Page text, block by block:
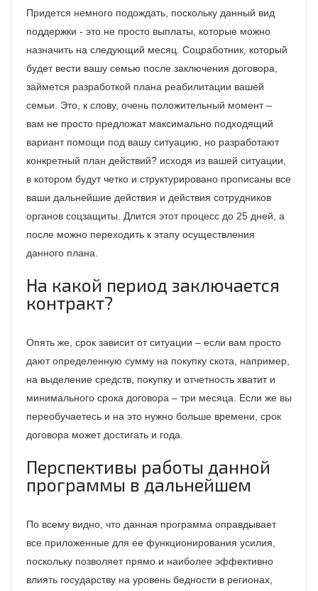
Придется немного подождать, поскольку данный вид
поддержки - это не просто выплаты, которые можно
назначить на следующий месяц. Соцработник, который
будет вести вашу семью после заключения договора,
займется разработкой плана реабилитации вашей
семьи. Это, к слову, очень положительный момент –
вам не просто предложат максимально подходящий
вариант помощи под вашу ситуацию, но разработают
конкретный план действий? исходя из вашей ситуации,
в котором будут четко и структурировано прописаны все
ваши дальнейшие действия и действия сотрудников
органов соцзащиты. Длится этот процесс до 25 дней, а
после можно переходить к этапу осуществления
данного плана.
На какой период заключается
контракт?
Опять же, срок зависит от ситуации – если вам просто
дают определенную сумму на покупку скота, например,
на выделение средств, покупку и отчетность хватит и
минимального срока договора – три месяца. Если же вы
переобучаетесь и на это нужно больше времени, срок
договора может достигать и года.
Перспективы работы данной
программы в дальнейшем
По всему видно, что данная программа оправдывает
все приложенные для ее функционирования усилия,
поскольку позволяет прямо и наиболее эффективно
влиять государству на уровень бедности в регионах,